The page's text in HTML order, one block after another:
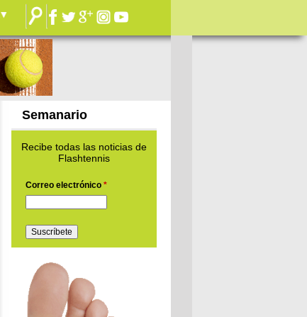
Semanario
Recibe todas las noticias de
Flashtennis
Correo electrónico *